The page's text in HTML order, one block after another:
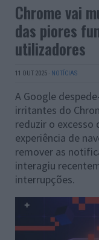
Chrome vai
das piores
utilizadores
11 OUT 2025 · NOTÍCIAS
A Google
irritantes do
reduzir o
experiência de
remover as
interagiu
interrupções.